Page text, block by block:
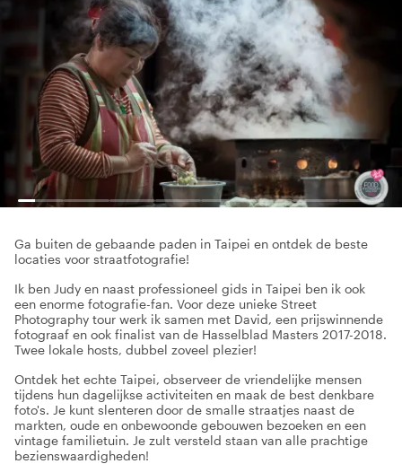
Ga buiten de gebaande paden in Taipei en ontdek de beste
locaties voor straatfotografie!
Ik ben Judy en naast professioneel gids in Taipei ben ik ook
een enorme fotografie-fan. Voor deze unieke Street
Photography tour werk ik samen met David, een prijswinnende
fotograaf en ook finalist van de Hasselblad Masters 2017-2018.
Twee lokale hosts, dubbel zoveel plezier!
Ontdek het echte Taipei, observeer de vriendelijke mensen
tijdens hun dagelijkse activiteiten en maak de best denkbare
foto's. Je kunt slenteren door de smalle straatjes naast de
markten, oude en onbewoonde gebouwen bezoeken en een
vintage familietuin. Je zult versteld staan van alle prachtige
bezienswaardigheden!